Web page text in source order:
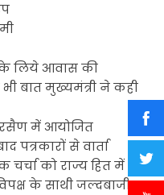
के लिये आवास की
बात मुख्यमंत्री ने कही
में आयोजित
पत्रकारों से वार्ता
को राज्य हित में
के साथी जल्दबाजी